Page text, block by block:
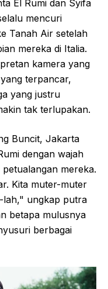
El Rumi dan Syifa
mencuri
Tanah Air setelah
mereka di Italia.
kamera yang
terpancar,
yang justru
tak terlupakan.
Buncit, Jakarta
dengan wajah
mereka.
Kita muter-muter
lah," ungkap putra
betapa mulusnya
berbagai